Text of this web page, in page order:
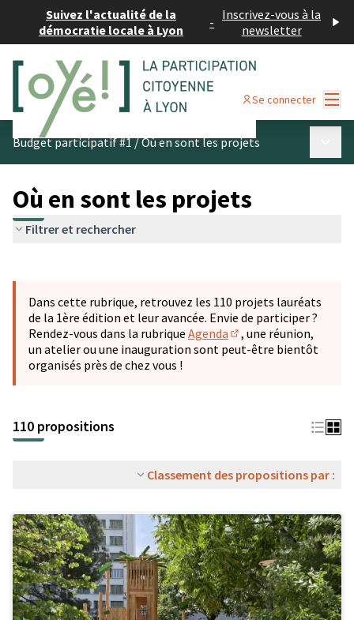
Suivez l'actualité de la
démocratie locale à Lyon
- Inscrivez-vous à la
newsletter
Se connecter
Budget participatif #1/Où en sont les projets
Où en sont les projets
Filtrer et rechercher
−
Dans cette rubrique, retrouvez les 110 projets lauréats
de la 1ère édition et leur avancée. Envie de participer ?
Rendez-vous dans la rubrique Agenda
(S'ouvre dans un
, une réunion,
un atelier ou une inauguration sont peut-être bientôt
organisés près de chez vous !
110 propositions
Classement des propositions par :